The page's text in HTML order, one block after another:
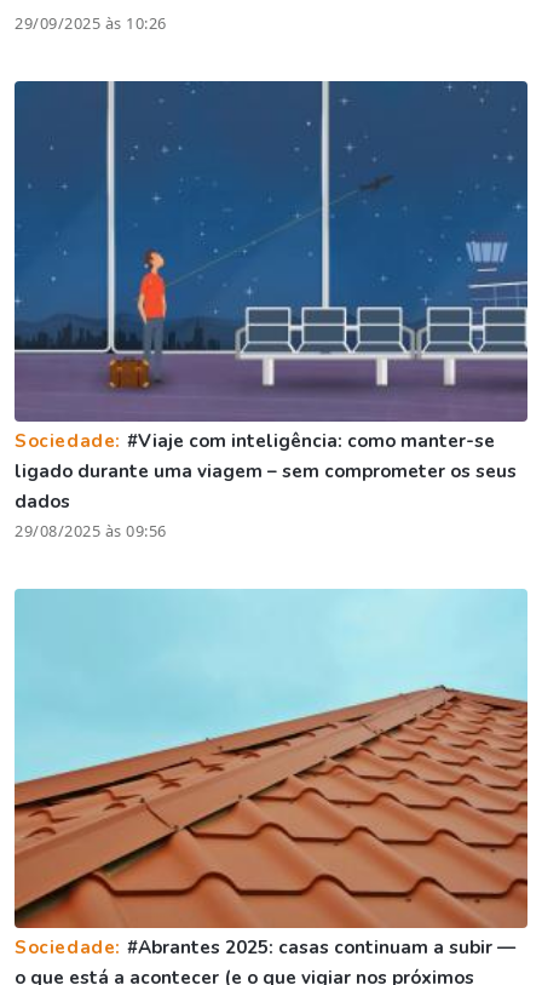
29/09/2025 às 10:26
Sociedade: #Viaje com inteligência: como manter-se
ligado durante uma viagem – sem comprometer os seus
dados
29/08/2025 às 09:56
Sociedade: #Abrantes 2025: casas continuam a subir —
o que está a acontecer (e o que vigiar nos próximos